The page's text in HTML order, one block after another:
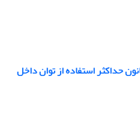
حداکثر استفاده از توان داخل